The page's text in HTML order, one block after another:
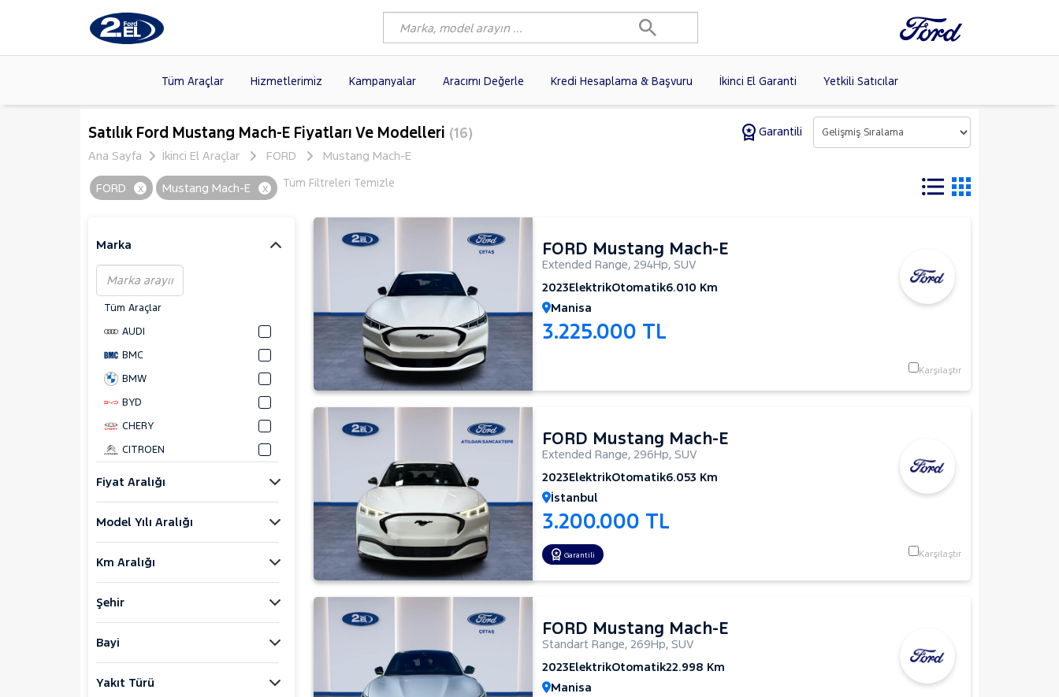
Tüm Araçlar Hizmetlerimiz Kampanyalar Aracımı Değerle Kredi Hesaplama & Başvuru İkinci El Garanti Yetkili Satıcılar
Markalar >
Modeller >
Kasalar >
FORD(886) FIAT
VOLKSWAGEN(59)
CITROEN (19)
SKODA
Satılık Ford Mustang Mach-E Fiyatları Ve Modelleri (16)
Garantili
Ana Sayfa
İkinci El Araçlar FORD Mustang Mach-E
Tüm Filtreleri Temizle
FORD x Mustang Mach-E x
Marka
Tüm Araçlar
AUDI
BMC
BMW
BYD
CHERY
CITROEN
DAIHATSU
FIAT
FORD
E-Tourneo Courier
E-Transit
Fiyat Aralığı
Model Yılı Aralığı
Km Aralığı
Şehir
Bayi
Yakıt Türü
FORD Mustang Mach-E
Extended Range, 294Hp, SUV
2023ElektrikOtomatik6.010 Km
Manisa
3.225.000 TL
Karşılaştır
FORD Mustang Mach-E
Extended Range, 296Hp, SUV
2023ElektrikOtomatik6.053 Km
İstanbul
3.200.000 TL
Garantili Karşılaştır
FORD Mustang Mach-E
Standart Range, 269Hp, SUV
2023ElektrikOtomatik22.998 Km
Manisa